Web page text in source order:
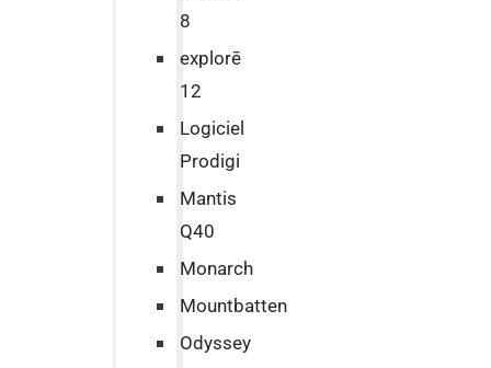
8
explorē
12
Logiciel
Prodigi
Mantis
Q40
Monarch
Mountbatten
Odyssey